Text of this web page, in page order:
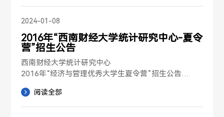
一、资格考核工作人员安排...
2024-01-08
2016年“西南财经大学统计研究中心-夏令
营”招生公告
西南财经大学统计研究中心
2016年“经济与管理优秀大学生夏令营”招生公告
方针，促进高校优秀大学生之间的思想交流，加强青年
学生对经济管理学科的了解，为学院...
阅读全部